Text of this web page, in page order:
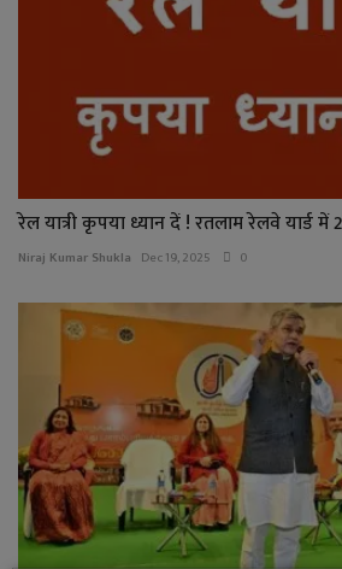
रेल यात्री कृपया ध्यान दें ! रतलाम रेलवे यार्ड में
Niraj Kumar Shukla Dec 19, 2025 0